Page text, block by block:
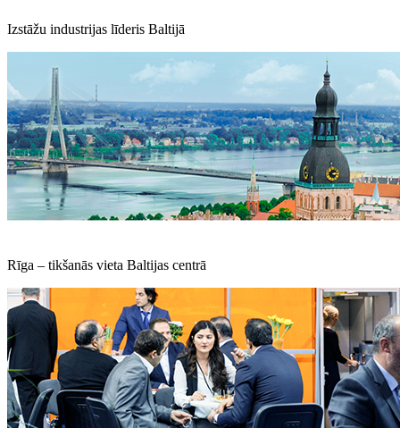
Izstāžu industrijas līderis Baltijā
Rīga – tikšanās vieta Baltijas centrā